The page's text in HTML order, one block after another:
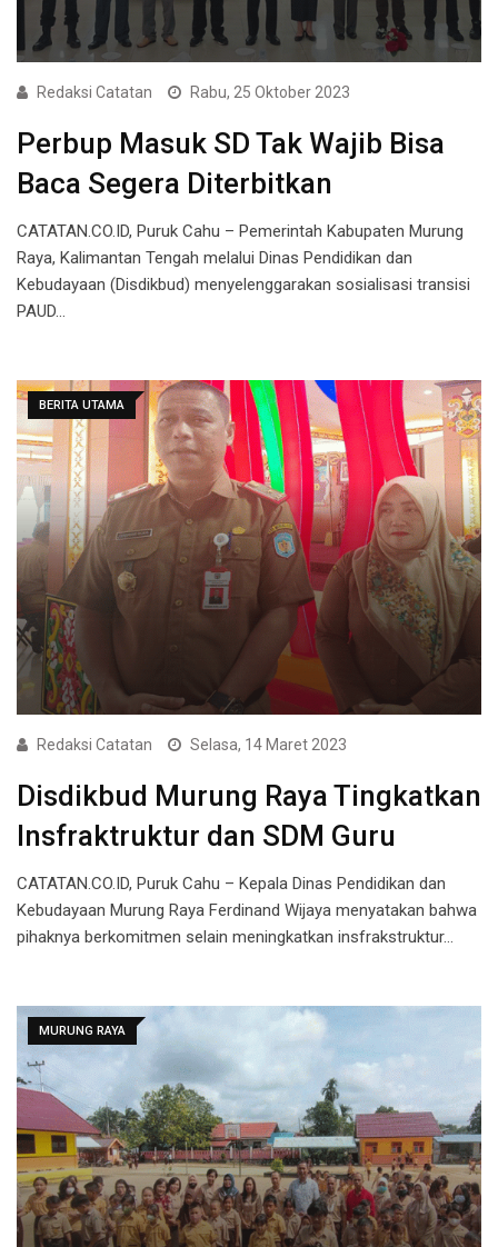
Redaksi Catatan Rabu, 25 Oktober 2023
Perbup Masuk SD Tak Wajib Bisa
Baca Segera Diterbitkan
CATATAN.CO.ID, Puruk Cahu – Pemerintah Kabupaten Murung
Raya, Kalimantan Tengah melalui Dinas Pendidikan dan
Kebudayaan (Disdikbud) menyelenggarakan sosialisasi transisi
PAUD…
BERITA UTAMA
Redaksi Catatan Selasa, 14 Maret 2023
Disdikbud Murung Raya Tingkatkan
Insfraktruktur dan SDM Guru
CATATAN.CO.ID, Puruk Cahu – Kepala Dinas Pendidikan dan
Kebudayaan Murung Raya Ferdinand Wijaya menyatakan bahwa
pihaknya berkomitmen selain meningkatkan insfrakstruktur…
MURUNG RAYA